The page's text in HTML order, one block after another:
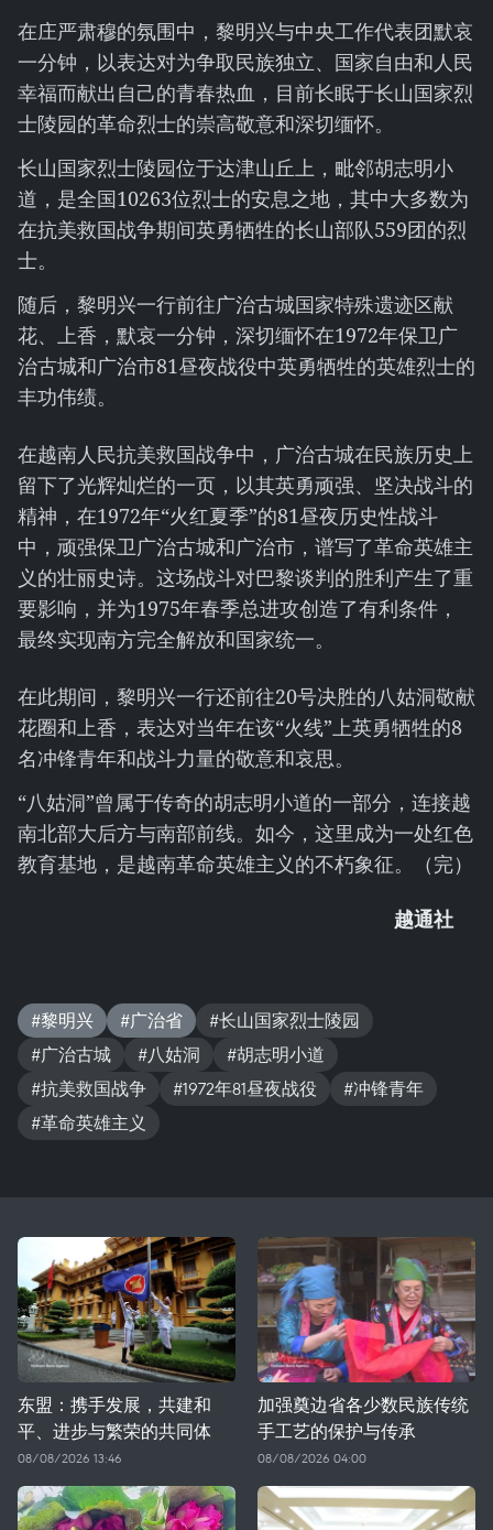
在庄严肃穆的氛围中，黎明兴与中央工作代表团默哀
一分钟，以表达对为争取民族独立、国家自由和人民
幸福而献出自己的青春热血，目前长眠于长山国家烈
士陵园的革命烈士的崇高敬意和深切缅怀。
长山国家烈士陵园位于达津山丘上，毗邻胡志明小
道，是全国10263位烈士的安息之地，其中大多数为
在抗美救国战争期间英勇牺牲的长山部队559团的烈
士。
随后，黎明兴一行前往广治古城国家特殊遗迹区献
花、上香，默哀一分钟，深切缅怀在1972年保卫广
治古城和广治市81昼夜战役中英勇牺牲的英雄烈士的
丰功伟绩。
在越南人民抗美救国战争中，广治古城在民族历史上
留下了光辉灿烂的一页，以其英勇顽强、坚决战斗的
精神，在1972年“火红夏季”的81昼夜历史性战斗
中，顽强保卫广治古城和广治市，谱写了革命英雄主
义的壮丽史诗。这场战斗对巴黎谈判的胜利产生了重
要影响，并为1975年春季总进攻创造了有利条件，
最终实现南方完全解放和国家统一。
在此期间，黎明兴一行还前往20号决胜的八姑洞敬献
花圈和上香，表达对当年在该“火线”上英勇牺牲的8
名冲锋青年和战斗力量的敬意和哀思。
“八姑洞”曾属于传奇的胡志明小道的一部分，连接越
南北部大后方与南部前线。如今，这里成为一处红色
教育基地，是越南革命英雄主义的不朽象征。（完）
越通社
#黎明兴 #广治省
#长山国家烈士陵园
#广治古城
#八姑洞
#胡志明小道
#抗美救国战争
#1972年81昼夜战役
#冲锋青年
#革命英雄主义
东盟：携手发展，共建和
平、进步与繁荣的共同体
08/08/2026 13:46
加强奠边省各少数民族传统
手工艺的保护与传承
08/08/2026 04:00